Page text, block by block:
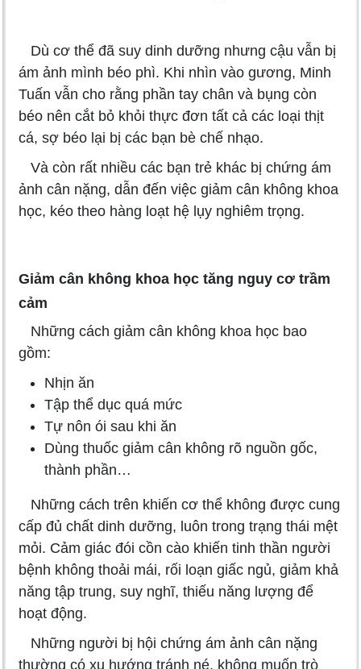
Dù cơ thể đã suy dinh dưỡng nhưng cậu vẫn bị
ám ảnh mình béo phì. Khi nhìn vào gương, Minh
Tuấn vẫn cho rằng phần tay chân và bụng còn
béo nên cắt bỏ khỏi thực đơn tất cả các loại thịt
cá, sợ béo lại bị các bạn bè chế nhạo.
Và còn rất nhiều các bạn trẻ khác bị chứng ám
ảnh cân nặng, dẫn đến việc giảm cân không khoa
học, kéo theo hàng loạt hệ lụy nghiêm trọng.
Giảm cân không khoa học tăng nguy cơ trầm
cảm
Những cách giảm cân không khoa học bao
gồm:
Nhịn ăn
Tập thể dục quá mức
Tự nôn ói sau khi ăn
Dùng thuốc giảm cân không rõ nguồn gốc,
thành phần…
Những cách trên khiến cơ thể không được cung
cấp đủ chất dinh dưỡng, luôn trong trạng thái mệt
mỏi. Cảm giác đói cồn cào khiến tinh thần người
bệnh không thoải mái, rối loạn giấc ngủ, giảm khả
năng tập trung, suy nghĩ, thiếu năng lượng để
hoạt động.
Những người bị hội chứng ám ảnh cân nặng
thường có xu hướng tránh né, không muốn trò